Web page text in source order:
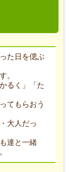
た日を偲ぶ
。
るく」「た
てもらおう
大人だっ
達と一緒